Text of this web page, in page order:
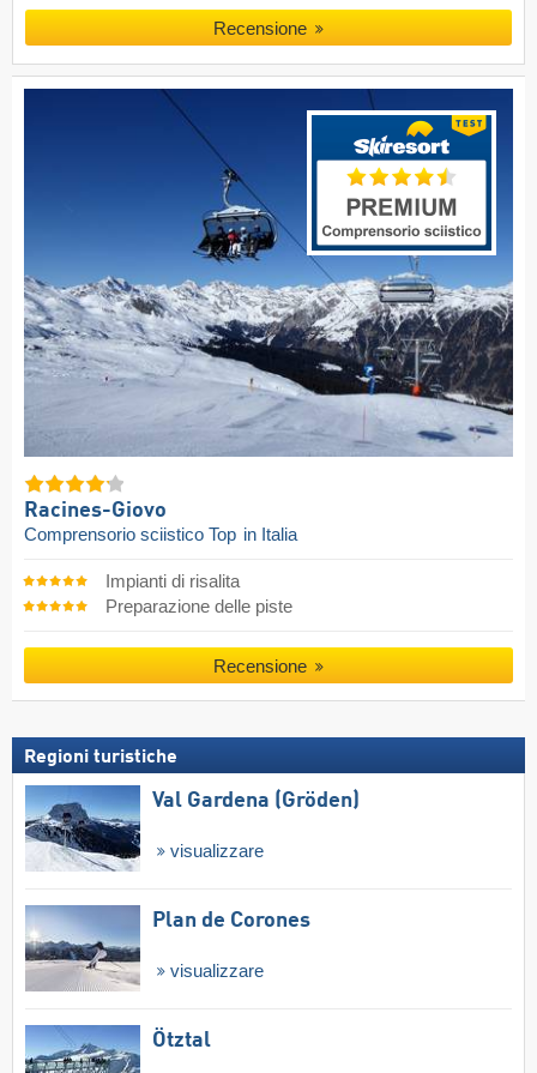
Recensione
Racines-Giovo
Comprensorio sciistico Top in Italia
Impianti di risalita
Preparazione delle piste
Recensione
Regioni turistiche
Val Gardena (Gröden)
visualizzare
Plan de Corones
visualizzare
Ötztal